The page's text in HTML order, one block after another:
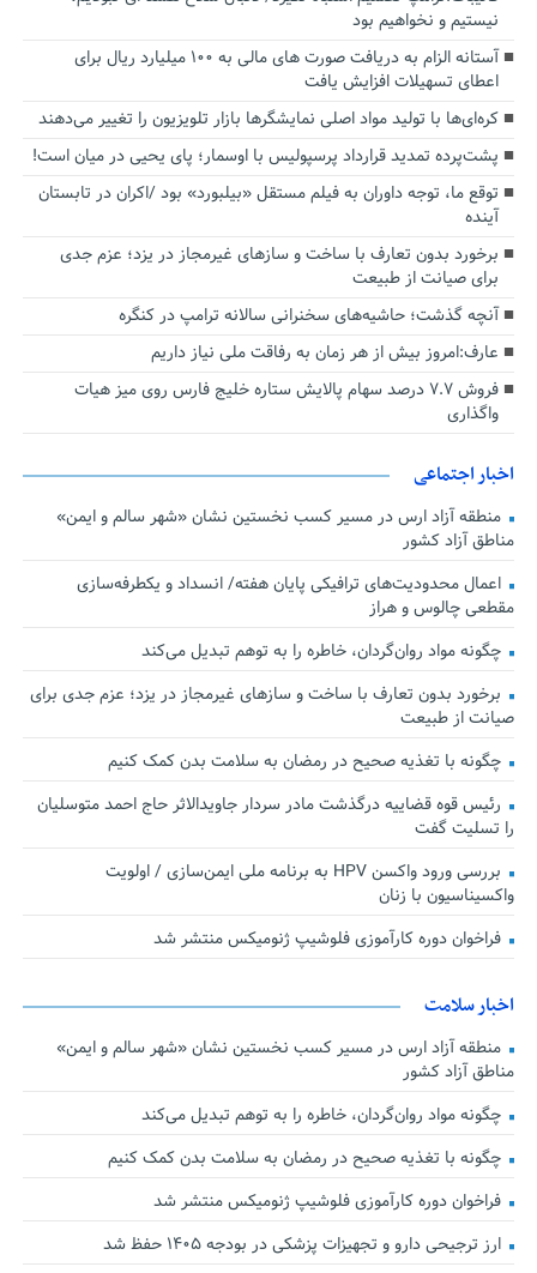
نیستیم و نخواهیم بود
آستانه الزام به دریافت صورت های مالی به ۱۰۰ میلیارد ریال برای
اعطای تسهیلات افزایش یافت
کره‌ای‌ها با تولید مواد اصلی نمایشگرها بازار تلویزیون را تغییر می‌دهند
پشت‌پرده تمدید قرارداد پرسپولیس با اوسمار؛ پای یحیی در میان است!
توقع ما، توجه داوران به فیلم مستقل «بیلبورد» بود /اکران در تابستان
آینده
برخورد بدون تعارف با ساخت‌ و سازهای غیرمجاز در یزد؛ عزم جدی
برای صیانت از طبیعت
آنچه گذشت؛ حاشیه‌های سخنرانی سالانه ترامپ در کنگره
عارف:امروز بیش از هر زمان به رفاقت ملی نیاز داریم
فروش ۷.۷ درصد سهام پالایش ستاره خلیج فارس روی میز هیات
واگذاری
اخبار اجتماعی
منطقه آزاد ارس در مسیر کسب نخستین نشان «شهر سالم و ایمن»
مناطق آزاد کشور
اعمال محدودیت‌های ترافیکی پایان هفته/ انسداد و یکطرفه‌سازی
مقطعی چالوس و هراز
چگونه مواد روان‌گردان، خاطره را به توهم تبدیل می‌کند
برخورد بدون تعارف با ساخت‌ و سازهای غیرمجاز در یزد؛ عزم جدی برای
صیانت از طبیعت
چگونه با تغذیه صحیح در رمضان به سلامت بدن کمک کنیم
رئیس قوه قضاییه درگذشت مادر سردار جاویدالاثر حاج احمد متوسلیان
را تسلیت گفت
بررسی ورود واکسن HPV به برنامه ملی ایمن‌سازی / اولویت
واکسیناسیون با زنان
فراخوان دوره کارآموزی فلوشیپ ژنومیکس منتشر شد
اخبار سلامت
منطقه آزاد ارس در مسیر کسب نخستین نشان «شهر سالم و ایمن»
مناطق آزاد کشور
چگونه مواد روان‌گردان، خاطره را به توهم تبدیل می‌کند
چگونه با تغذیه صحیح در رمضان به سلامت بدن کمک کنیم
فراخوان دوره کارآموزی فلوشیپ ژنومیکس منتشر شد
ارز ترجیحی دارو و تجهیزات پزشکی در بودجه ۱۴۰۵ حفظ شد